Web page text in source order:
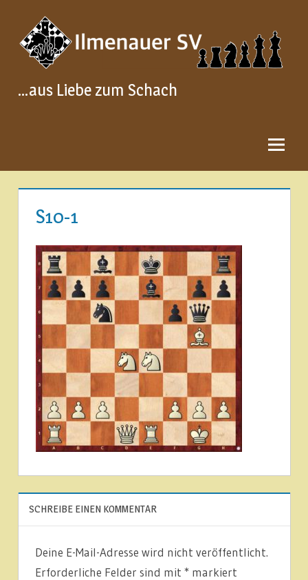
Inhalt
springen
…aus Liebe zum Schach
S10-1
SCHREIBE EINEN KOMMENTAR
Deine E-Mail-Adresse wird nicht veröffentlicht.
Erforderliche Felder sind mit * markiert